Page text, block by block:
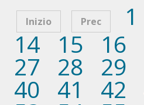
Inizio Prec 1
14
15 16
27 28 29
40 41 42